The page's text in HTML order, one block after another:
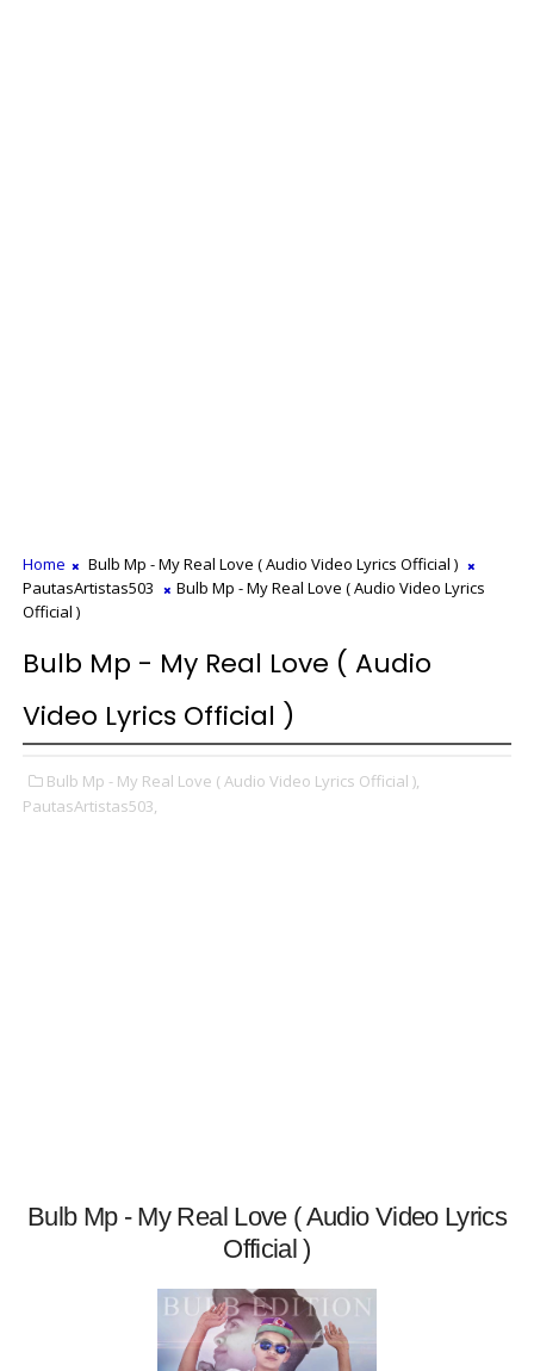
Home
Bulb Mp - My Real Love ( Audio Video Lyrics Official )
PautasArtistas503
Bulb Mp - My Real Love ( Audio Video Lyrics
Official )
Bulb Mp - My Real Love ( Audio
Video Lyrics Official )
Bulb Mp - My Real Love ( Audio Video Lyrics Official ),
PautasArtistas503,
Bulb Mp - My Real Love ( Audio Video Lyrics
Official )